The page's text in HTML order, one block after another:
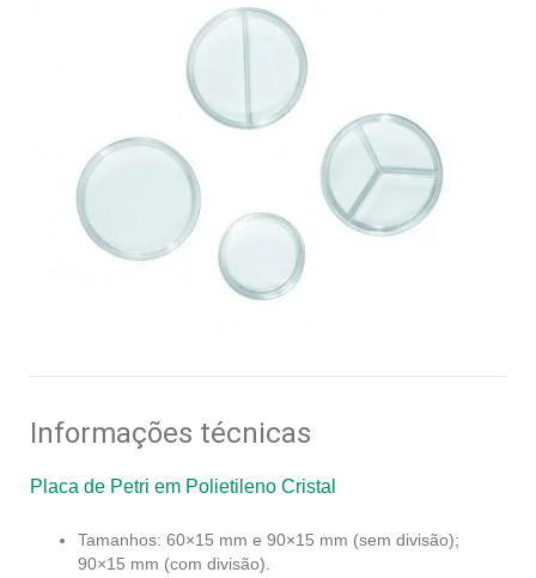
Informações técnicas
Placa de Petri em Polietileno Cristal
Tamanhos: 60×15 mm e 90×15 mm (sem divisão);
90×15 mm (com divisão).